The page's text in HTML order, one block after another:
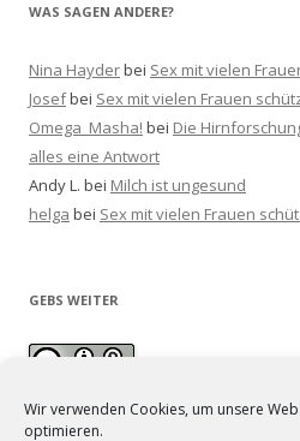
Wir verwenden Cookies, um unsere
optimieren.
WAS SAGEN ANDERE?
Nina Hayderbei Sex mit vielen
Josefbei Sex mit vielen Frauen
Omega_Masha! bei Die
alles eine Antwort
Andy L. bei Milch ist ungesund
helga bei Sex mit vielen Frauen
GEBS WEITER
Unsere Texte sind lizenziert unter